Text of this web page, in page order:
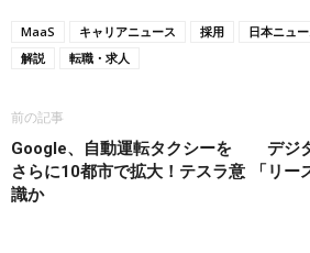
MaaS キャリアニュース 採用 日本ニュ
解説
転職・求人
前の記事
Google、自動運転タクシーを
さらに10都市で拡大！テスラ意
識か
デジ
「リ